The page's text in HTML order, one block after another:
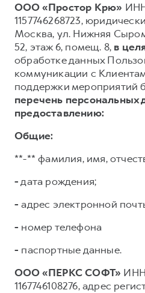
ООО «Простор Крю»
1157746268723,
Москва, ул. Нижняя
52, этаж 6, помещ. 8, в
обработке данных
коммуникации с
поддержки мероприятий
перечень
предоставлению:
Общие:
**-** фамилия, имя,
-дата рождения;
- адрес электронной
- номер телефона
- паспортные данные.
ООО «ПЕРКС СОФТ» ИНН
1167746108276, адрес